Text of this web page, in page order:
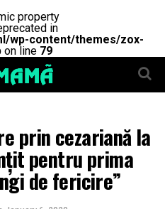
property
in
wp-content/themes/zox-
on line 79
prin cezariană la
pentru prima
de fericire”